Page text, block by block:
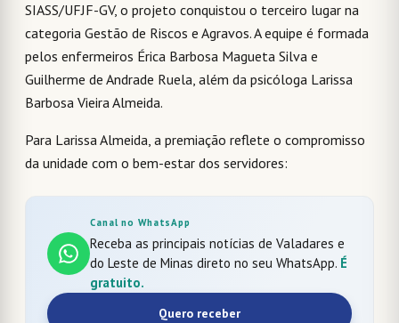
SIASS/UFJF-GV, o projeto conquistou o terceiro lugar na
categoria Gestão de Riscos e Agravos. A equipe é formada
pelos enfermeiros Érica Barbosa Magueta Silva e
Guilherme de Andrade Ruela, além da psicóloga Larissa
Barbosa Vieira Almeida.
Para Larissa Almeida, a premiação reflete o compromisso
da unidade com o bem-estar dos servidores:
Canal no WhatsApp
Receba as principais notícias de Valadares e
do Leste de Minas direto no seu WhatsApp. É
gratuito.
Quero receber